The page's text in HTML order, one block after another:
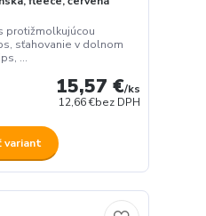
protižmolkujúcou
sťahovanie v dolnom
...
15,57 €/ks
12,66 €bez DPH
variant